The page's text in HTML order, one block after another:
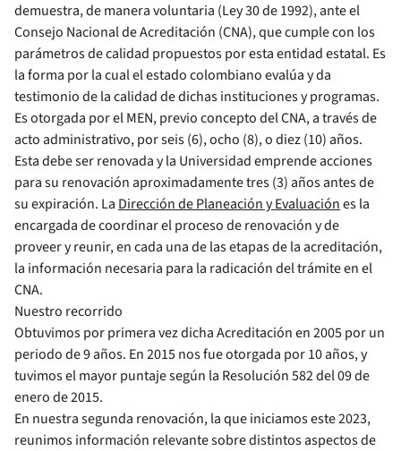
demuestra, de manera voluntaria (Ley 30 de 1992), ante el
Consejo Nacional de Acreditación (CNA), que cumple con los
parámetros de calidad propuestos por esta entidad estatal. Es
la forma por la cual el estado colombiano evalúa y da
testimonio de la calidad de dichas instituciones y programas.
Es otorgada por el MEN, previo concepto del CNA, a través de
acto administrativo, por seis (6), ocho (8), o diez (10) años.
Esta debe ser renovada y la Universidad emprende acciones
para su renovación aproximadamente tres (3) años antes de
su expiración. La Dirección de Planeación y Evaluaciónes la
encargada de coordinar el proceso de renovación y de
proveer y reunir, en cada una de las etapas de la acreditación,
la información necesaria para la radicación del trámite en el
CNA.
Nuestro recorrido
Obtuvimos por primera vez dicha Acreditación en 2005 por un
periodo de 9 años. En 2015 nos fue otorgada por 10 años, y
tuvimos el mayor puntaje según la Resolución 582 del 09 de
enero de 2015.
En nuestra segunda renovación, la que iniciamos este 2023,
reunimos información relevante sobre distintos aspectos de